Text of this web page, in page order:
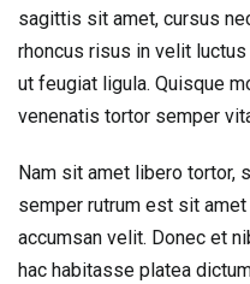
sagittis sit amet, cursus
rhoncus risus in velit
ut feugiat ligula. Quisque
venenatis tortor semper
Nam sit amet libero tortor,
semper rutrum est sit
accumsan velit. Donec et
hac habitasse platea